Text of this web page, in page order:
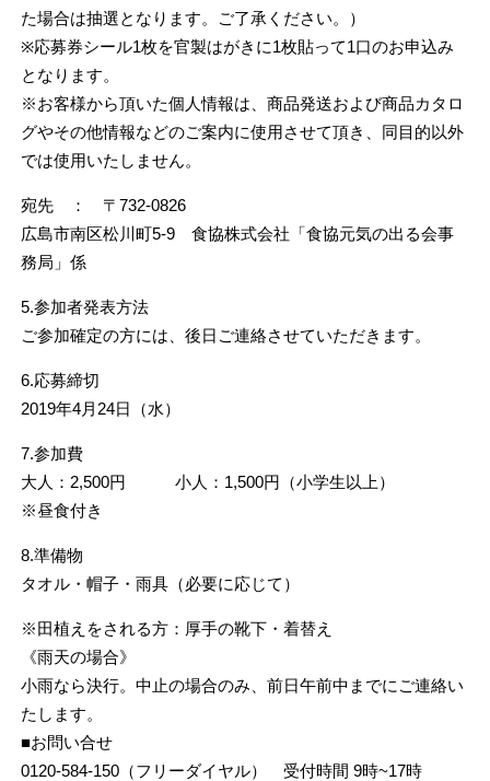
た場合は抽選となります。ご了承ください。）
※応募券シール1枚を官製はがきに1枚貼って1口のお申込み
となります。
※お客様から頂いた個人情報は、商品発送および商品カタロ
グやその他情報などのご案内に使用させて頂き、同目的以外
では使用いたしません。
宛先 ： 〒732-0826
広島市南区松川町5-9 食協株式会社「食協元気の出る会事
務局」係
5.参加者発表方法
ご参加確定の方には、後日ご連絡させていただきます。
6.応募締切
2019年4月24日（水）
7.参加費
大人：2,500円 小人：1,500円（小学生以上）
※昼食付き
8.準備物
タオル・帽子・雨具（必要に応じて）
※田植えをされる方：厚手の靴下・着替え
《雨天の場合》
小雨なら決行。中止の場合のみ、前日午前中までにご連絡い
たします。
■お問い合せ
0120-584-150（フリーダイヤル） 受付時間 9時~17時